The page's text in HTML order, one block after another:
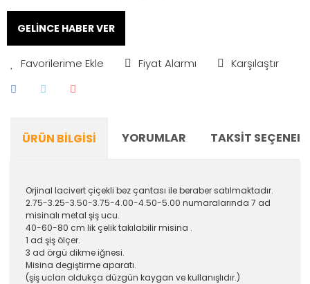
GELİNCE HABER VER
Fiyat Alarmı Karşılaştır
ÜRÜN BILGISI YORUMLAR TAKSIT
Orjinal lacivert çiçekli bez çantası ile beraber satılmaktadır.
2.75-3.25-3.50-3.75-4.00-4.50-5.00 numaralarında 7 ad
misinalı metal şiş ucu.
40-60-80 cm lik çelik takılabilir misina .
1 ad şiş ölçer.
3 ad örgü dikme iğnesi.
Misina degiştirme aparatı.
(şiş ucları oldukça düzgün kaygan ve kullanışlıdır.)